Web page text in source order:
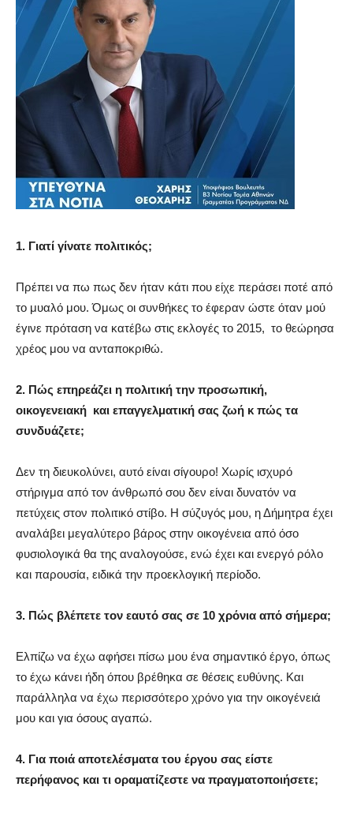
1. Γιατί γίνατε πολιτικός;
Πρέπει να πω πως δεν ήταν κάτι που είχε περάσει ποτέ από
το μυαλό μου. Όμως οι συνθήκες το έφεραν ώστε όταν μού
έγινε πρόταση να κατέβω στις εκλογές το 2015, το θεώρησα
χρέος μου να ανταποκριθώ.
2. Πώς επηρεάζει η πολιτική την προσωπική,
οικογενειακή και επαγγελματική σας ζωή κ πώς τα
συνδυάζετε;
Δεν τη διευκολύνει, αυτό είναι σίγουρο! Χωρίς ισχυρό
στήριγμα από τον άνθρωπό σου δεν είναι δυνατόν να
πετύχεις στον πολιτικό στίβο. Η σύζυγός μου, η Δήμητρα έχει
αναλάβει μεγαλύτερο βάρος στην οικογένεια από όσο
φυσιολογικά θα της αναλογούσε, ενώ έχει και ενεργό ρόλο
και παρουσία, ειδικά την προεκλογική περίοδο.
3. Πώς βλέπετε τον εαυτό σας σε 10 χρόνια από σήμερα;
Ελπίζω να έχω αφήσει πίσω μου ένα σημαντικό έργο, όπως
το έχω κάνει ήδη όπου βρέθηκα σε θέσεις ευθύνης. Και
παράλληλα να έχω περισσότερο χρόνο για την οικογένειά
μου και για όσους αγαπώ.
4. Για ποιά αποτελέσματα του έργου σας είστε
περήφανος και τι οραματίζεστε να πραγματοποιήσετε;